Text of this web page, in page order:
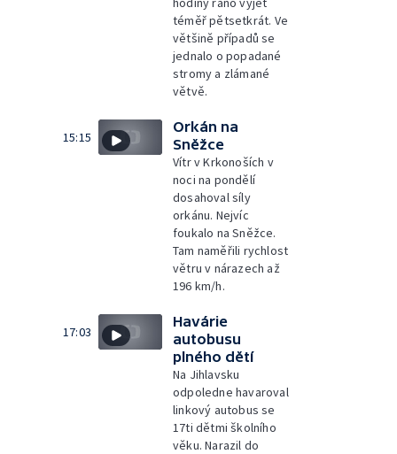
téměř pětsetkrát. Ve
většině případů se
jednalo o popadané
stromy a zlámané
větvě.
15:15
Orkán na
Sněžce
Vítr v Krkonoších v
noci na pondělí
dosahoval síly
orkánu. Nejvíc
foukalo na Sněžce.
Tam naměřili rychlost
větru v nárazech až
196 km/h.
17:03
Havárie
autobusu
plného dětí
Na Jihlavsku
odpoledne havaroval
linkový autobus se
17ti dětmi školního
věku. Narazil do